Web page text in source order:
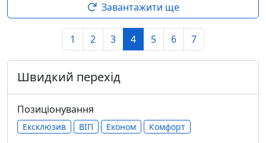
Завантажити ще
1 2 3 4 5 6 7
Швидкий перехід
Позиціонування
Ексклюзив ВІП Економ Комфорт